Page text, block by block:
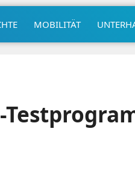
MOBILITÄT